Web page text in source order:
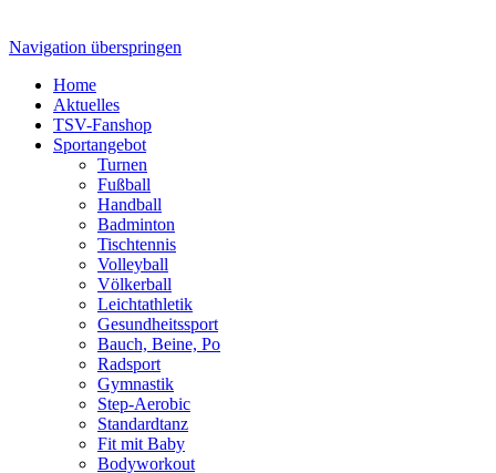
Navigation überspringen
Home
Aktuelles
TSV-Fanshop
Sportangebot
Turnen
Fußball
Handball
Badminton
Tischtennis
Volleyball
Völkerball
Leichtathletik
Gesundheitssport
Bauch, Beine, Po
Radsport
Gymnastik
Step-Aerobic
Standardtanz
Fit mit Baby
Bodyworkout